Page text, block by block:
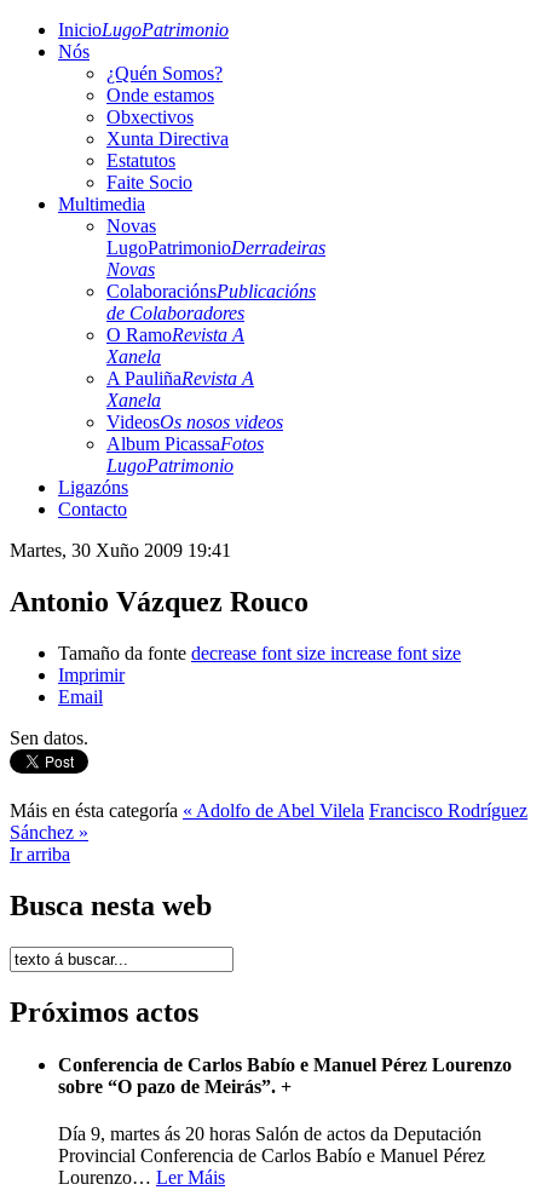
InicioLugoPatrimonio
Nós
¿Quén Somos?
Onde estamos
Obxectivos
Xunta Directiva
Estatutos
Faite Socio
Multimedia
Novas
LugoPatrimonioDerradeiras
Novas
ColaboraciónsPublicacións
de Colaboradores
O RamoRevista A
Xanela
A PauliñaRevista A
Xanela
VideosOs nosos videos
Album PicassaFotos
LugoPatrimonio
Ligazóns
Contacto
Martes, 30 Xuño 2009 19:41
Antonio Vázquez Rouco
Tamaño da fonte decrease font size increase font size
Imprimir
Email
Sen datos.
Máis en ésta categoría « Adolfo de Abel Vilela Francisco Rodríguez
Sánchez »
Ir arriba
Busca nesta web
Próximos actos
Conferencia de Carlos Babío e Manuel Pérez Lourenzo
sobre “O pazo de Meirás”. +
Día 9, martes ás 20 horas Salón de actos da Deputación
Provincial Conferencia de Carlos Babío e Manuel Pérez
Lourenzo… Ler Máis